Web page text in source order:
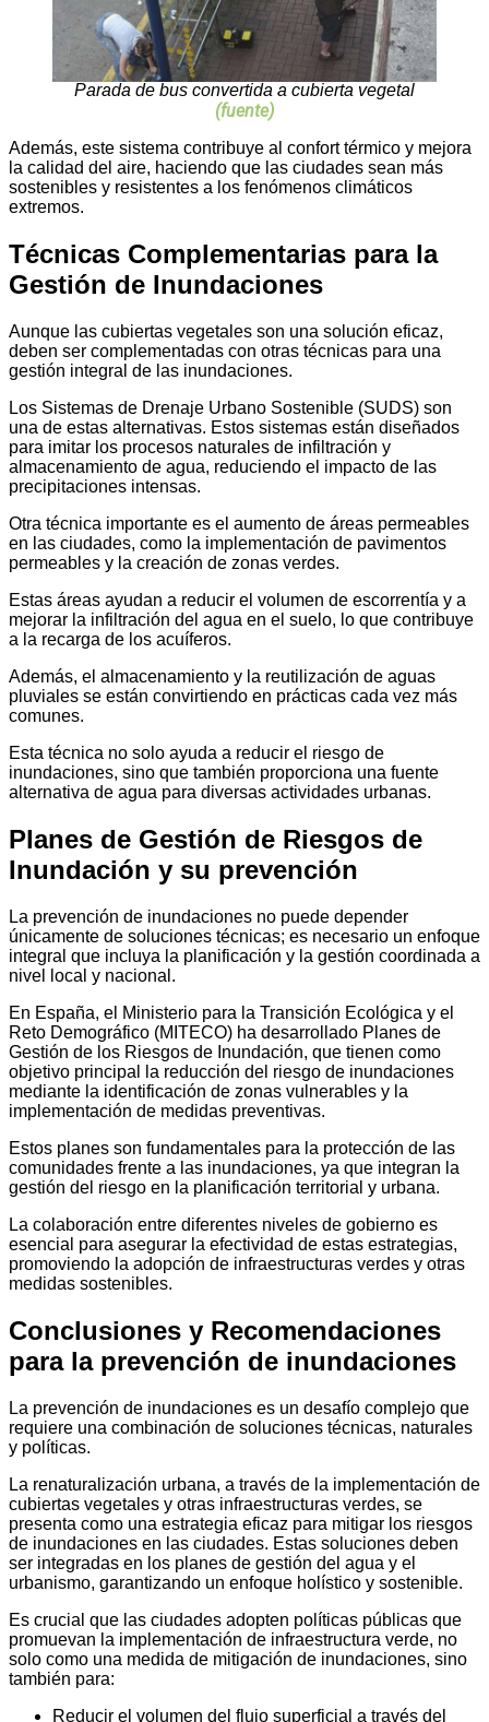
Parada de bus convertida a cubierta vegetal
(fuente)
Además, este sistema contribuye al confort térmico y mejora
la calidad del aire, haciendo que las ciudades sean más
sostenibles y resistentes a los fenómenos climáticos
extremos.
Técnicas Complementarias para la
Gestión de Inundaciones
Aunque las cubiertas vegetales son una solución eficaz,
deben ser complementadas con otras técnicas para una
gestión integral de las inundaciones.
Los Sistemas de Drenaje Urbano Sostenible (SUDS) son
una de estas alternativas. Estos sistemas están diseñados
para imitar los procesos naturales de infiltración y
almacenamiento de agua, reduciendo el impacto de las
precipitaciones intensas.
Otra técnica importante es el aumento de áreas permeables
en las ciudades, como la implementación de pavimentos
permeables y la creación de zonas verdes.
Estas áreas ayudan a reducir el volumen de escorrentía y a
mejorar la infiltración del agua en el suelo, lo que contribuye
a la recarga de los acuíferos.
Además, el almacenamiento y la reutilización de aguas
pluviales se están convirtiendo en prácticas cada vez más
comunes.
Esta técnica no solo ayuda a reducir el riesgo de
inundaciones, sino que también proporciona una fuente
alternativa de agua para diversas actividades urbanas.
Planes de Gestión de Riesgos de
Inundación y su prevención
La prevención de inundaciones no puede depender
únicamente de soluciones técnicas; es necesario un enfoque
integral que incluya la planificación y la gestión coordinada a
nivel local y nacional.
En España, el Ministerio para la Transición Ecológica y el
Reto Demográfico (MITECO) ha desarrollado Planes de
Gestión de los Riesgos de Inundación, que tienen como
objetivo principal la reducción del riesgo de inundaciones
mediante la identificación de zonas vulnerables y la
implementación de medidas preventivas.
Estos planes son fundamentales para la protección de las
comunidades frente a las inundaciones, ya que integran la
gestión del riesgo en la planificación territorial y urbana.
La colaboración entre diferentes niveles de gobierno es
esencial para asegurar la efectividad de estas estrategias,
promoviendo la adopción de infraestructuras verdes y otras
medidas sostenibles.
Conclusiones y Recomendaciones
para la prevención de inundaciones
La prevención de inundaciones es un desafío complejo que
requiere una combinación de soluciones técnicas, naturales
y políticas.
La renaturalización urbana, a través de la implementación de
cubiertas vegetales y otras infraestructuras verdes, se
presenta como una estrategia eficaz para mitigar los riesgos
de inundaciones en las ciudades. Estas soluciones deben
ser integradas en los planes de gestión del agua y el
urbanismo, garantizando un enfoque holístico y sostenible.
Es crucial que las ciudades adopten políticas públicas que
promuevan la implementación de infraestructura verde, no
solo como una medida de mitigación de inundaciones, sino
también para:
Reducir el volumen del flujo superficial a través del